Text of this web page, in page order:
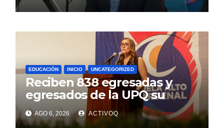
EDUCACIÓN INICIO UNCATEGORIZED
Reciben 838 egresadas y
egresados de la UPQ su
título profesional
AGO 6, 2026 ACTIVOQ